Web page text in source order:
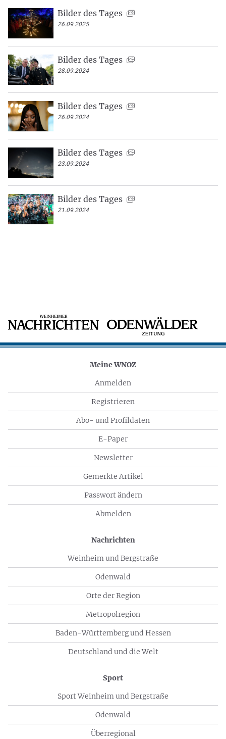
Bilder des Tages
26.09.2025
Bilder des Tages
28.09.2024
Bilder des Tages
26.09.2024
Bilder des Tages
23.09.2024
Bilder des Tages
21.09.2024
Meine WNOZ
Anmelden
Registrieren
Abo- und Profildaten
E-Paper
Newsletter
Gemerkte Artikel
Passwort ändern
Abmelden
Nachrichten
Weinheim und Bergstraße
Odenwald
Orte der Region
Metropolregion
Baden-Württemberg und Hessen
Deutschland und die Welt
Sport
Sport Weinheim und Bergstraße
Odenwald
Überregional